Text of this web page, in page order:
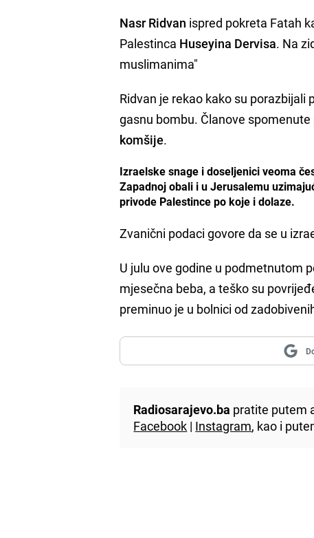
Nasr Ridvan ispred pokreta Fatah
Palestinca Huseyina Dervisa. Na
muslimanima"
Ridvan je rekao kako su porazbijali
gasnu bombu. Članove
komšije.
Izraelske snage i doseljenici veoma
Zapadnoj obali i u Jerusalemu
privode Palestince po koje i dolaze.
Zvanični podaci govore da se u
U julu ove godine u podmetnutom
mjesečna beba, a teško su
preminuo je u bolnici od
Radiosarajevo.ba pratite putem
Facebook | Instagram, kao i